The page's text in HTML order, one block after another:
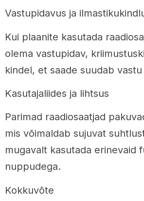
Vastupidavus ja
Kui plaanite kasutada
olema vastupidav,
kindel, et saade suudab
Kasutajaliides ja lihtsus
Parimad raadiosaatjad
mis võimaldab sujuvat
mugavalt kasutada erinevaid
nuppudega.
Kokkuvõte